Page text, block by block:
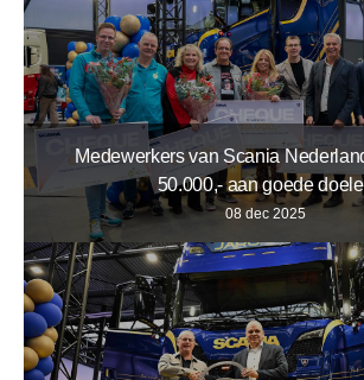
Medewerkers van Scania
50.000,- aan goede
08 dec 2025